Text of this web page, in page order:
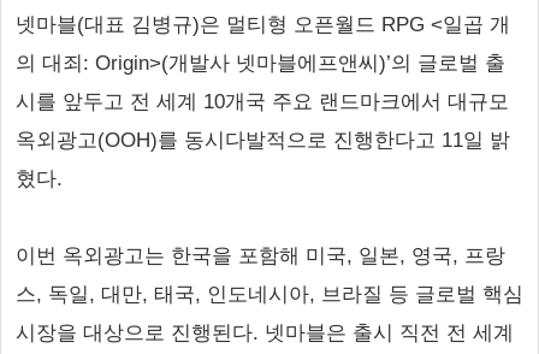
넷마블(대표 김병규)은 멀티형 오픈월드 RPG <일곱 개
의 대죄: Origin>(개발사 넷마블에프앤씨)’의 글로벌 출
시를 앞두고 전 세계 10개국 주요 랜드마크에서 대규모
옥외광고(OOH)를 동시다발적으로 진행한다고 11일 밝
혔다.
이번 옥외광고는 한국을 포함해 미국, 일본, 영국, 프랑
스, 독일, 대만, 태국, 인도네시아, 브라질 등 글로벌 핵심
시장을 대상으로 진행된다. 넷마블은 출시 직전 전 세계